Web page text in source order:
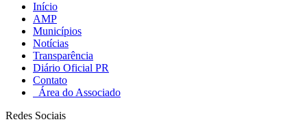
Início
AMP
Municípios
Notícias
Transparência
Diário Oficial PR
Contato
Área do Associado
Redes Sociais